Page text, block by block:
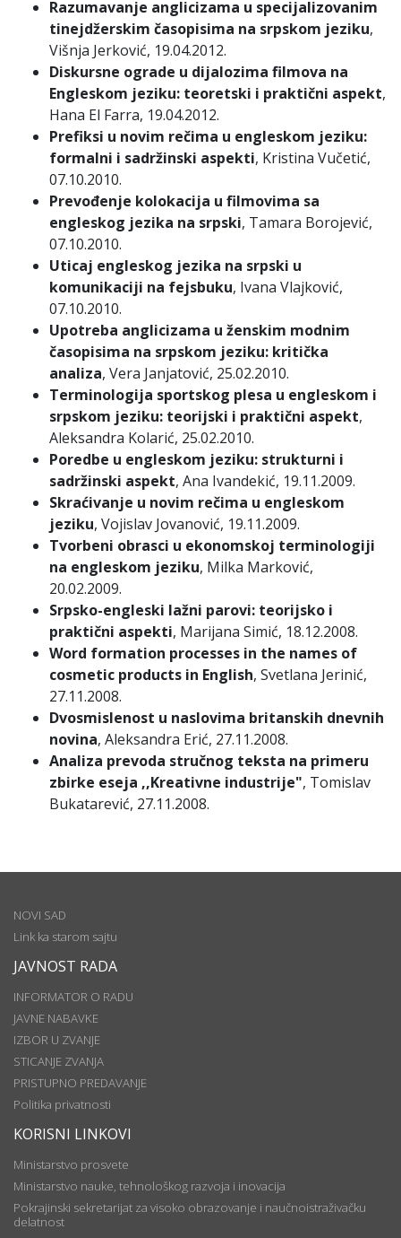
Razumavanje anglicizama u specijalizovanim
tinejdžerskim časopisima na srpskom jeziku,
Višnja Jerković, 19.04.2012.
Diskursne ograde u dijalozima filmova na
Engleskom jeziku: teoretski i praktični aspekt,
Hana El Farra, 19.04.2012.
Prefiksi u novim rečima u engleskom jeziku:
formalni i sadržinski aspekti, Kristina Vučetić,
07.10.2010.
Prevođenje kolokacija u filmovima sa
engleskog jezika na srpski, Tamara Borojević,
07.10.2010.
Uticaj engleskog jezika na srpski u
komunikaciji na fejsbuku, Ivana Vlajković,
07.10.2010.
Upotreba anglicizama u ženskim modnim
časopisima na srpskom jeziku: kritička
analiza, Vera Janjatović, 25.02.2010.
Terminologija sportskog plesa u engleskom i
srpskom jeziku: teorijski i praktični aspekt,
Aleksandra Kolarić, 25.02.2010.
Poredbe u engleskom jeziku: strukturni i
sadržinski aspekt, Ana Ivandekić, 19.11.2009.
Skraćivanje u novim rečima u engleskom
jeziku, Vojislav Jovanović, 19.11.2009.
Tvorbeni obrasci u ekonomskoj terminologiji
na engleskom jeziku, Milka Marković,
20.02.2009.
Srpsko-engleski lažni parovi: teorijsko i
praktični aspekti, Marijana Simić, 18.12.2008.
Word formation processes in the names of
cosmetic products in English, Svetlana Jerinić,
27.11.2008.
Dvosmislenost u naslovima britanskih dnevnih
novina, Aleksandra Erić, 27.11.2008.
Analiza prevoda stručnog teksta na primeru
zbirke eseja ,,Kreativne industrije", Tomislav
Bukatarević, 27.11.2008.
NOVI SAD
Link ka starom sajtu
JAVNOST RADA
INFORMATOR O RADU
JAVNE NABAVKE
IZBOR U ZVANJE
STICANJE ZVANJA
PRISTUPNO PREDAVANJE
Politika privatnosti
KORISNI LINKOVI
Ministarstvo prosvete
Ministarstvo nauke, tehnološkog razvoja i inovacija
Pokrajinski sekretarijat za visoko obrazovanje i naučnoistraživačku
delatnost